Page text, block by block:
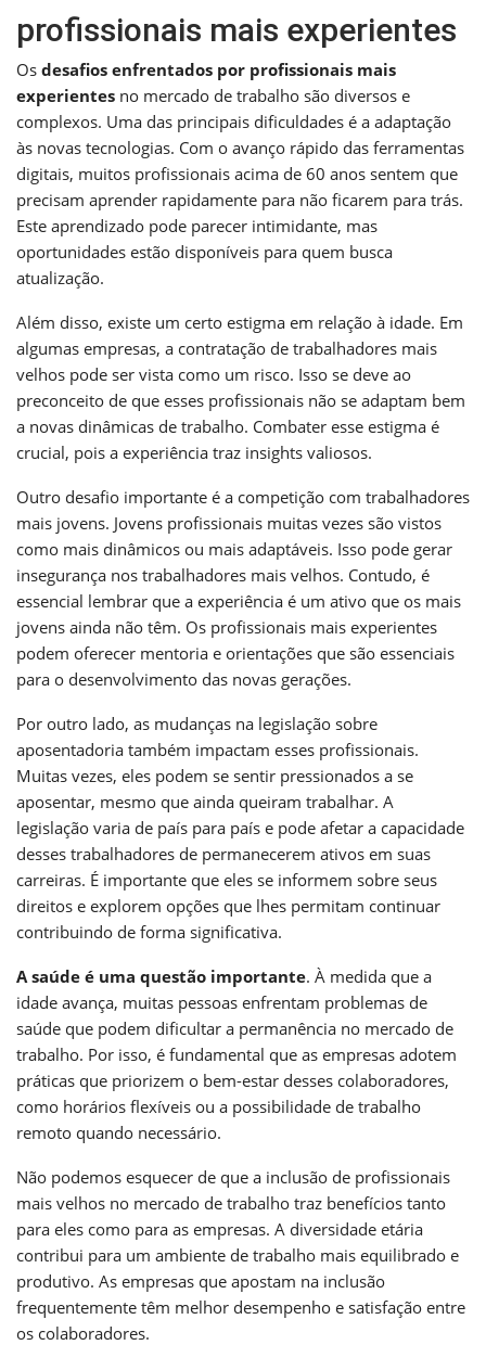
profissionais mais experientes
Os desafios enfrentados por profissionais mais
experientes no mercado de trabalho são diversos e
complexos. Uma das principais dificuldades é a adaptação
às novas tecnologias. Com o avanço rápido das ferramentas
digitais, muitos profissionais acima de 60 anos sentem que
precisam aprender rapidamente para não ficarem para trás.
Este aprendizado pode parecer intimidante, mas
oportunidades estão disponíveis para quem busca
atualização.
Além disso, existe um certo estigma em relação à idade. Em
algumas empresas, a contratação de trabalhadores mais
velhos pode ser vista como um risco. Isso se deve ao
preconceito de que esses profissionais não se adaptam bem
a novas dinâmicas de trabalho. Combater esse estigma é
crucial, pois a experiência traz insights valiosos.
Outro desafio importante é a competição com trabalhadores
mais jovens. Jovens profissionais muitas vezes são vistos
como mais dinâmicos ou mais adaptáveis. Isso pode gerar
insegurança nos trabalhadores mais velhos. Contudo, é
essencial lembrar que a experiência é um ativo que os mais
jovens ainda não têm. Os profissionais mais experientes
podem oferecer mentoria e orientações que são essenciais
para o desenvolvimento das novas gerações.
Por outro lado, as mudanças na legislação sobre
aposentadoria também impactam esses profissionais.
Muitas vezes, eles podem se sentir pressionados a se
aposentar, mesmo que ainda queiram trabalhar. A
legislação varia de país para país e pode afetar a capacidade
desses trabalhadores de permanecerem ativos em suas
carreiras. É importante que eles se informem sobre seus
direitos e explorem opções que lhes permitam continuar
contribuindo de forma significativa.
A saúde é uma questão importante. À medida que a
idade avança, muitas pessoas enfrentam problemas de
saúde que podem dificultar a permanência no mercado de
trabalho. Por isso, é fundamental que as empresas adotem
práticas que priorizem o bem-estar desses colaboradores,
como horários flexíveis ou a possibilidade de trabalho
remoto quando necessário.
Não podemos esquecer de que a inclusão de profissionais
mais velhos no mercado de trabalho traz benefícios tanto
para eles como para as empresas. A diversidade etária
contribui para um ambiente de trabalho mais equilibrado e
produtivo. As empresas que apostam na inclusão
frequentemente têm melhor desempenho e satisfação entre
os colaboradores.